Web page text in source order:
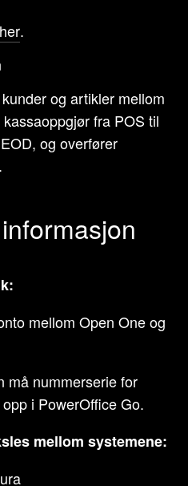
.
og artikler mellom
fra POS til
og overfører
mellom Open One og
må nummerserie for
i PowerOffice Go.
mellom systemene: